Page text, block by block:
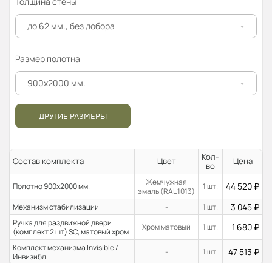
до 62 мм., без добора
Размер полотна
900x2000 мм.
ДРУГИЕ РАЗМЕРЫ
Состав комплекта Цвет
Кол-
во
Цена
Полотно 900x2000 мм.
Жемчужная
эмаль (RAL 1013)
1 шт. 44 520 ₽
Механизм стабилизации - 1 шт. 3 045 ₽
Ручка для раздвижной двери
(комплект 2 шт) SC, матовый хром
Хром матовый 1 шт. 1 680 ₽
Комплект механизма Invisible /
Инвизибл
- 1 шт. 47 513 ₽